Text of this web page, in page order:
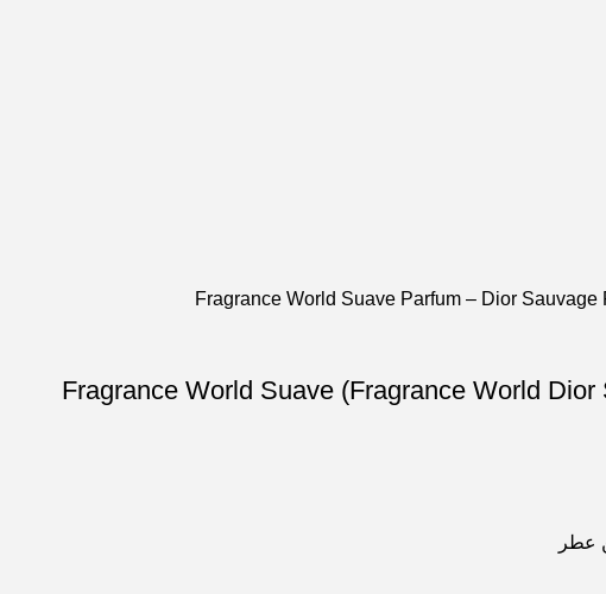
عطر ادکلن مردانه 100میل دیور ساواج پرفیوم فراگرنس ورد سوآو پرفیوم (Fragrance World Dior Sauvage Parfum) Fragrance World Suave